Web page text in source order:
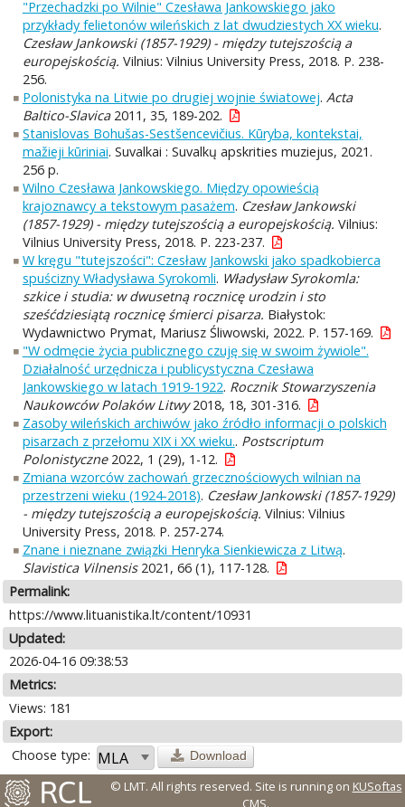
"Przechadzki po Wilnie" Czesława Jankowskiego jako
przykłady felietonów wileńskich z lat dwudziestych XX wieku.
Czesław Jankowski (1857-1929) - między tutejszością a
europejskością. Vilnius: Vilnius University Press, 2018. P. 238-
256.
Polonistyka na Litwie po drugiej wojnie światowej. Acta
Baltico-Slavica2011, 35, 189-202.
Stanislovas Bohušas-Sestšencevičius. Kūryba, kontekstai,
mažieji kūriniai. Suvalkai : Suvalkų apskrities muziejus, 2021.
256 p.
Wilno Czesława Jankowskiego. Między opowieścią
krajoznawcy a tekstowym pasażem. Czesław Jankowski
(1857-1929) - między tutejszością a europejskością. Vilnius:
Vilnius University Press, 2018. P. 223-237.
W kręgu "tutejszości": Czesław Jankowski jako spadkobierca
spuścizny Władysława Syrokomli. Władysław Syrokomla:
szkice i studia: w dwusetną rocznicę urodzin i sto
sześćdziesiątą rocznicę śmierci pisarza. Białystok:
Wydawnictwo Prymat, Mariusz Śliwowski, 2022. P. 157-169.
"W odmęcie życia publicznego czuję się w swoim żywiole".
Działalność urzędnicza i publicystyczna Czesława
Jankowskiego w latach 1919-1922. Rocznik Stowarzyszenia
Naukowców Polaków Litwy2018, 18, 301-316.
Zasoby wileńskich archiwów jako źródło informacji o polskich
pisarzach z przełomu XIX i XX wieku.. Postscriptum
Polonistyczne2022, 1 (29), 1-12.
Zmiana wzorców zachowań grzecznościowych wilnian na
przestrzeni wieku (1924-2018). Czesław Jankowski (1857-1929)
- między tutejszością a europejskością. Vilnius: Vilnius
University Press, 2018. P. 257-274.
Znane i nieznane związki Henryka Sienkiewicza z Litwą.
Slavistica Vilnensis2021, 66 (1), 117-128.
Permalink:
https://www.lituanistika.lt/content/10931
Updated:
2026-04-16 09:38:53
Metrics:
Views: 181
Export:
Choose type:
Download
© LMT. All rights reserved. Site is running on KUSoftas
CMS.